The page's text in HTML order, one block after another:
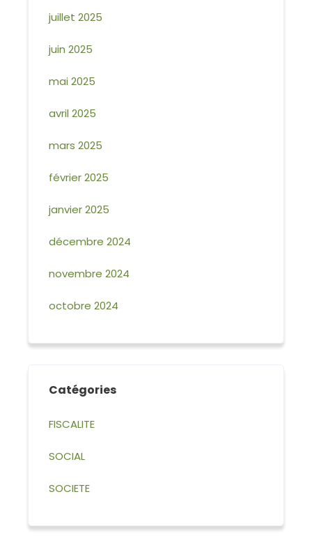
juillet 2025
juin 2025
mai 2025
avril 2025
mars 2025
février 2025
janvier 2025
décembre 2024
novembre 2024
octobre 2024
Catégories
FISCALITE
SOCIAL
SOCIETE